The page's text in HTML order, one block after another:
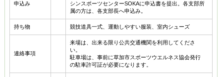
申込み
シンスポーツセンターSOKAに申込書を提出。各支部所
属の方は、各支部長へ申込み。
持ち物 競技道具一式、運動しやすい服装、室内シューズ
連絡事項
来場は、出来る限り公共交通機関を利用してくださ
い。
駐車場は、事前に草加市スポーツウエルネス協会発行
の駐車許可証が必要になります。